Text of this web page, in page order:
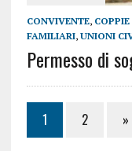
CONVIVENTE,
FAMILIARI, UNIONI
Permesso di
1 2 »